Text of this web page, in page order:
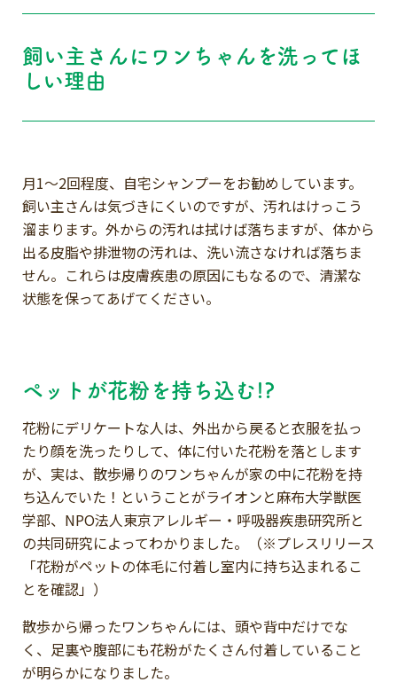
飼い主さんにワンちゃんを洗ってほ
しい理由
月1～2回程度、自宅シャンプーをお勧めしています。
飼い主さんは気づきにくいのですが、汚れはけっこう
溜まります。外からの汚れは拭けば落ちますが、体から
出る皮脂や排泄物の汚れは、洗い流さなければ落ちま
せん。これらは皮膚疾患の原因にもなるので、清潔な
状態を保ってあげてください。
ペットが花粉を持ち込む!?
花粉にデリケートな人は、外出から戻ると衣服を払っ
たり顔を洗ったりして、体に付いた花粉を落とします
が、実は、散歩帰りのワンちゃんが家の中に花粉を持
ち込んでいた！ということがライオンと麻布大学獣医
学部、NPO法人東京アレルギー・呼吸器疾患研究所と
の共同研究によってわかりました。（※プレスリリース
「花粉がペットの体毛に付着し室内に持ち込まれるこ
とを確認」）
散歩から帰ったワンちゃんには、頭や背中だけでな
く、足裏や腹部にも花粉がたくさん付着していること
が明らかになりました。